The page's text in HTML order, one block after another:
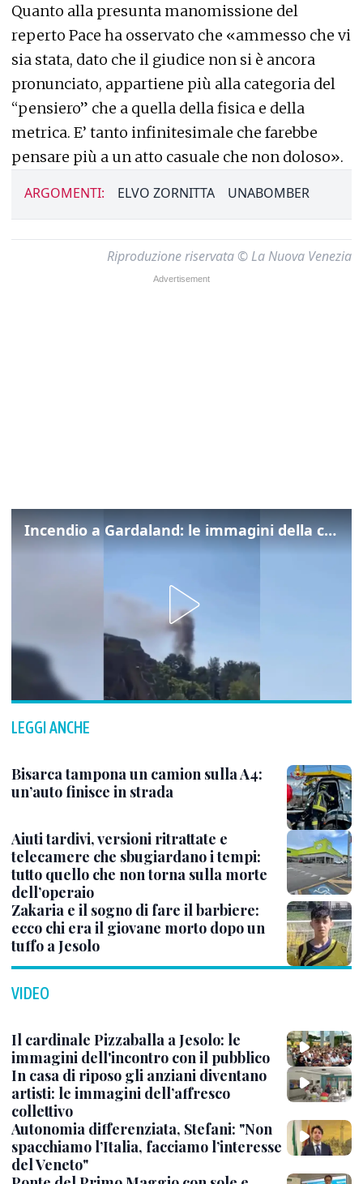
Quanto alla presunta manomissione del
reperto Pace ha osservato che «ammesso che vi
sia stata, dato che il giudice non si è ancora
pronunciato, appartiene più alla categoria del
“pensiero” che a quella della fisica e della
metrica. E’ tanto infinitesimale che farebbe
pensare più a un atto casuale che non doloso».
ARGOMENTI: ELVO ZORNITTA UNABOMBER
Riproduzione riservata © La Nuova Venezia
Incendio a Gardaland: le immagini della colonna di fumo
LEGGI ANCHE
Bisarca tampona un camion sulla A4:
un’auto finisce in strada
Aiuti tardivi, versioni ritrattate e
telecamere che sbugiardano i tempi:
tutto quello che non torna sulla morte
dell’operaio
Zakaria e il sogno di fare il barbiere:
ecco chi era il giovane morto dopo un
tuffo a Jesolo
VIDEO
Il cardinale Pizzaballa a Jesolo: le
immagini dell'incontro con il pubblico
In casa di riposo gli anziani diventano
artisti: le immagini dell’affresco
collettivo
Autonomia differenziata, Stefani: "Non
spacchiamo l’Italia, facciamo l’interesse
del Veneto"